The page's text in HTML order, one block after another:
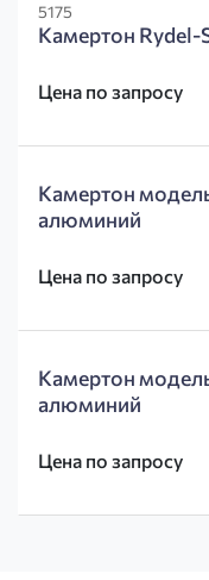
5175
Камертон Rydel-
Цена по запросу
Камертон
алюминий
Цена по запросу
Камертон
алюминий
Цена по запросу